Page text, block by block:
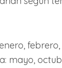
mayo,